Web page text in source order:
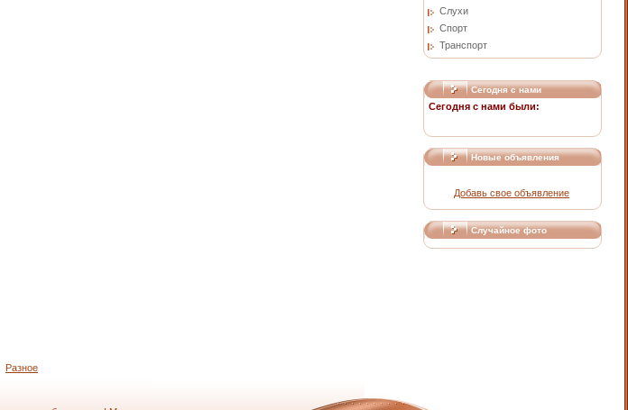
Слухи
Спорт
Транспорт
Сегодня с нами
Сегодня с нами были:
Новые объявления
Добавь свое объявление
Случайное фото
Разное